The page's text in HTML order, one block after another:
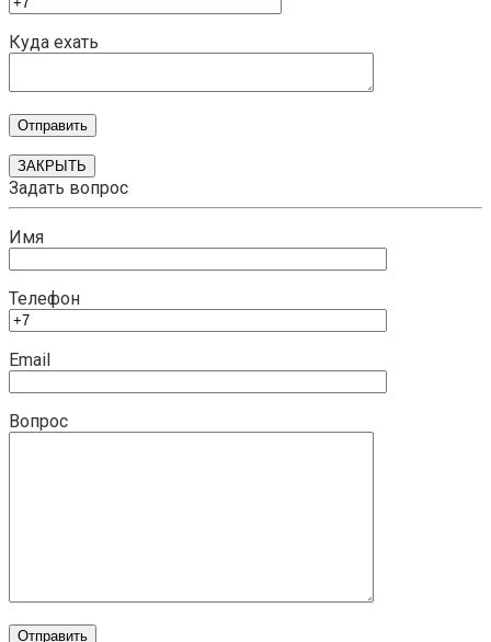
Куда ехать
ЗАКРЫТЬ
Задать вопрос
Имя
Телефон
Email
Вопрос